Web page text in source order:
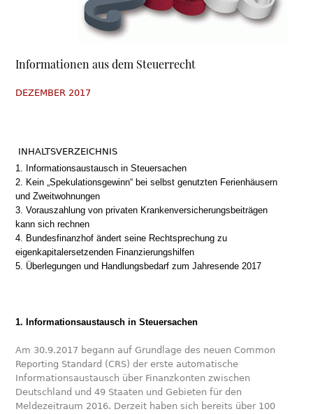
Informationen aus dem Steuerrecht
DEZEMBER 2017
INHALTSVERZEICHNIS
1. Informationsaustausch in Steuersachen
2. Kein „Spekulationsgewinn“ bei selbst genutzten Ferienhäusern
und Zweitwohnungen
3. Vorauszahlung von privaten Krankenversicherungsbeiträgen
kann sich rechnen
4. Bundesfinanzhof ändert seine Rechtsprechung zu
eigenkapitalersetzenden Finanzierungshilfen
5. Überlegungen und Handlungsbedarf zum Jahresende 2017
1. Informationsaustausch in Steuersachen
Am 30.9.2017 begann auf Grundlage des neuen Common
Reporting Standard (CRS) der erste automatische
Informationsaustausch über Finanzkonten zwischen
Deutschland und 49 Staaten und Gebieten für den
Meldezeitraum 2016. Derzeit haben sich bereits über 100